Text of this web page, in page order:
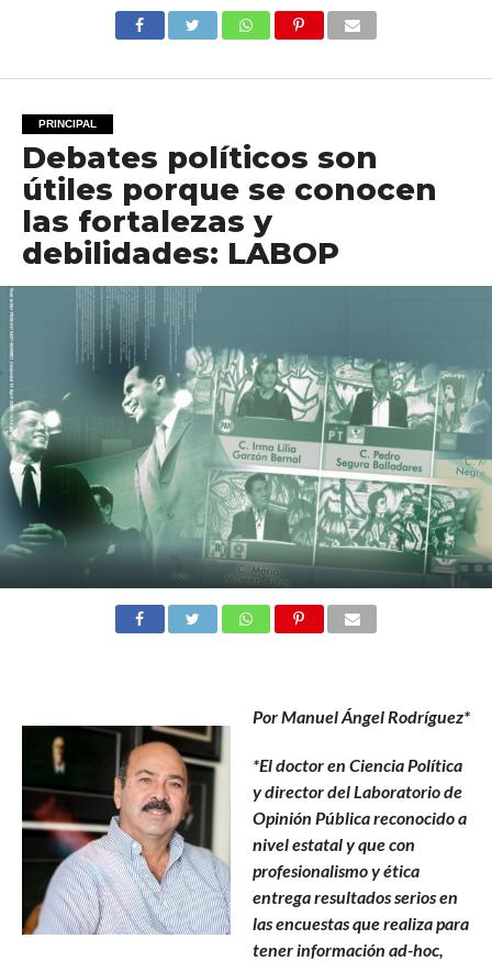
PRINCIPAL
Debates políticos son
útiles porque se conocen
las fortalezas y
debilidades: LABOP
Por Manuel Ángel Rodríguez*
*El doctor en Ciencia Política
y director del Laboratorio de
Opinión Pública reconocido a
nivel estatal y que con
profesionalismo y ética
entrega resultados serios en
las encuestas que realiza para
tener información ad-hoc,